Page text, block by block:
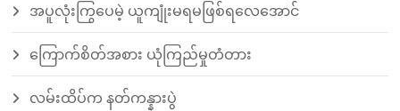
အပူလုံးကြွပေမဲ့ ယူကျုံးမရမဖြစ်ရလေအောင်
ကြောက်စိတ်အစား ယုံကြည်မှုတံတား
လမ်းထိပ်က နတ်ကန္နားပွဲ